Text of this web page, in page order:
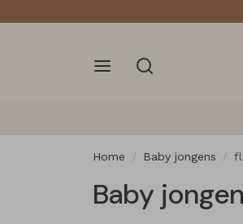
Home Baby jongens
Baby